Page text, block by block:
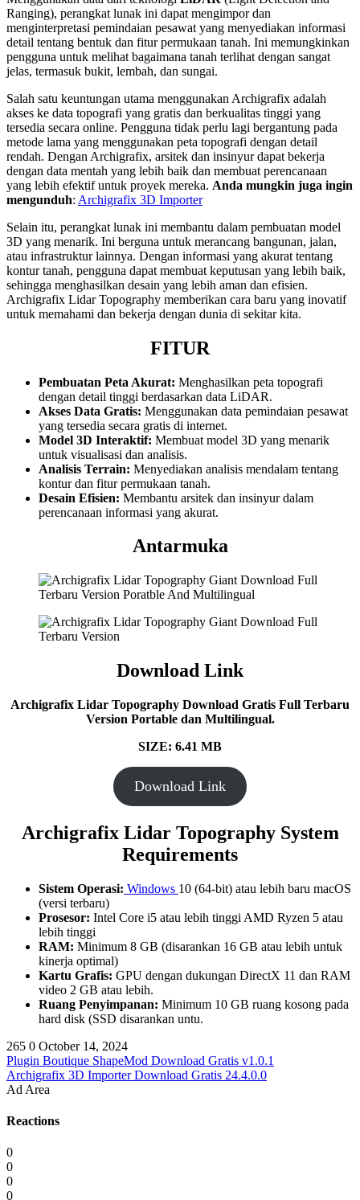
Ranging), perangkat lunak ini dapat mengimpor dan
menginterpretasi pemindaian pesawat yang menyediakan informasi
detail tentang bentuk dan fitur permukaan tanah. Ini memungkinkan
pengguna untuk melihat bagaimana tanah terlihat dengan sangat
jelas, termasuk bukit, lembah, dan sungai.
Salah satu keuntungan utama menggunakan Archigrafix adalah
akses ke data topografi yang gratis dan berkualitas tinggi yang
tersedia secara online. Pengguna tidak perlu lagi bergantung pada
metode lama yang menggunakan peta topografi dengan detail
rendah. Dengan Archigrafix, arsitek dan insinyur dapat bekerja
dengan data mentah yang lebih baik dan membuat perencanaan
yang lebih efektif untuk proyek mereka. Anda mungkin juga ingin
mengunduh: Archigrafix 3D Importer
Selain itu, perangkat lunak ini membantu dalam pembuatan model
3D yang menarik. Ini berguna untuk merancang bangunan, jalan,
atau infrastruktur lainnya. Dengan informasi yang akurat tentang
kontur tanah, pengguna dapat membuat keputusan yang lebih baik,
sehingga menghasilkan desain yang lebih aman dan efisien.
Archigrafix Lidar Topography memberikan cara baru yang inovatif
untuk memahami dan bekerja dengan dunia di sekitar kita.
FITUR
Pembuatan Peta Akurat: Menghasilkan peta topografi
dengan detail tinggi berdasarkan data LiDAR.
Akses Data Gratis: Menggunakan data pemindaian pesawat
yang tersedia secara gratis di internet.
Model 3D Interaktif: Membuat model 3D yang menarik
untuk visualisasi dan analisis.
Analisis Terrain: Menyediakan analisis mendalam tentang
kontur dan fitur permukaan tanah.
Desain Efisien: Membantu arsitek dan insinyur dalam
perencanaan informasi yang akurat.
Antarmuka
Download Link
Archigrafix Lidar Topography Download Gratis Full Terbaru
Version Portable dan Multilingual.
SIZE: 6.41 MB
Download Link
Archigrafix Lidar Topography System
Requirements
Sistem Operasi: Windows 10 (64-bit) atau lebih baru macOS
(versi terbaru)
Prosesor: Intel Core i5 atau lebih tinggi AMD Ryzen 5 atau
lebih tinggi
RAM: Minimum 8 GB (disarankan 16 GB atau lebih untuk
kinerja optimal)
Kartu Grafis: GPU dengan dukungan DirectX 11 dan RAM
video 2 GB atau lebih.
Ruang Penyimpanan: Minimum 10 GB ruang kosong pada
hard disk (SSD disarankan untu.
265 0 October 14, 2024
Plugin Boutique ShapeMod Download Gratis v1.0.1
Archigrafix 3D Importer Download Gratis 24.4.0.0
Ad Area
Reactions
0
0
0
0